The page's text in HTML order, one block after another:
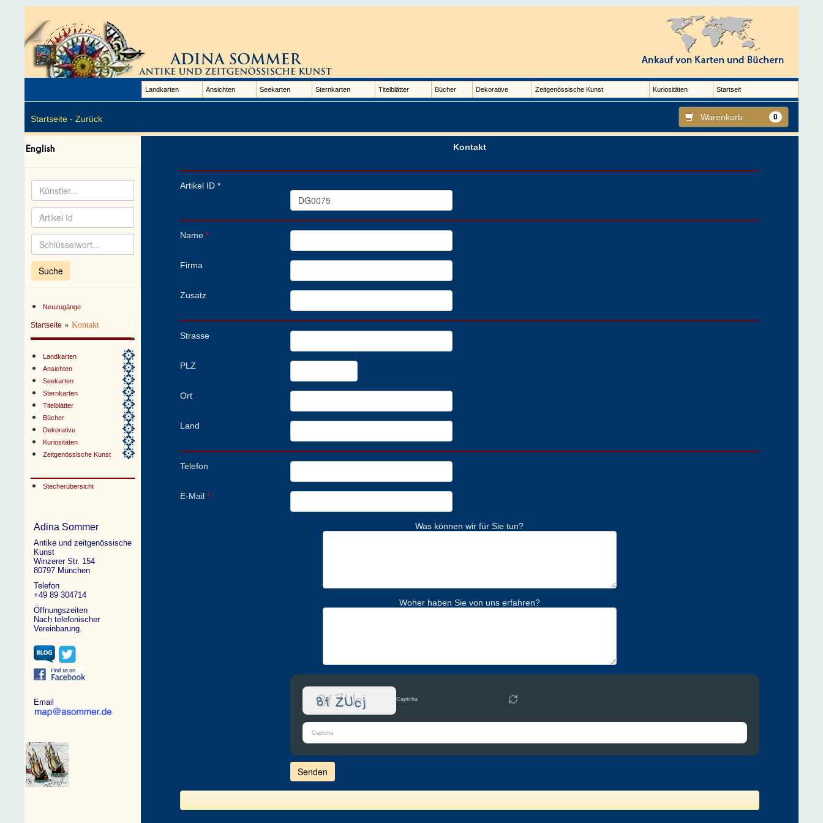
Landkarten Ansichten Seekarten Sternkarten Titelblätter Bücher Dekorative Zeitgenössische Kunst Kuriositäten Startseit
Startseite - Zurück Warenkorb 0
Neuzugänge
Startseite »Kontakt
Landkarten
Ansichten
Seekarten
Sternkarten
Titelblätter
Bücher
Dekorative
Kuriositäten
Zeitgenössische Kunst
Stecherübersicht
Adina Sommer
Antike und zeitgenössische
Kunst
Winzerer Str. 154
80797 München
Telefon
+49 89 304714
Öffnungszeiten
Nach telefonischer
Vereinbarung.
Email
Kontakt
Artikel ID *
Name *
Firma
Zusatz
Strasse
PLZ
Ort
Land
Telefon
E-Mail *
Was können wir für Sie tun?
Woher haben Sie von uns erfahren?
Captcha
gib
die
im
CAPTCHA
angezeigten